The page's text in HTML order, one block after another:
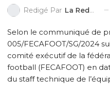
Redigé Par La Redaction
Selon le communiqué de
005/FECAFOOT/SG/2024
comité exécutif de la
football (FECAFOOT) en
du staff technique de